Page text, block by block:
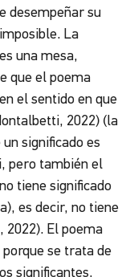
desempeñar su
La
una mesa,
que el poema
el sentido en que
2022) (la
significado es
pero también el
tiene significado
es decir, no tiene
2022). El poema
se trata de
significantes,